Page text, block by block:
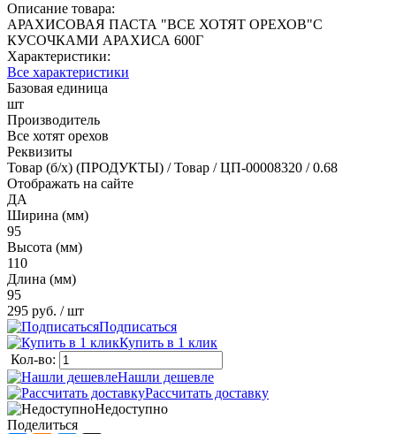
Описание товара:
АРАХИСОВАЯ ПАСТА "ВСЕ ХОТЯТ ОРЕХОВ"С
КУСОЧКАМИ АРАХИСА 600Г
Характеристики:
Все характеристики
Базовая единица
шт
Производитель
Все хотят орехов
Реквизиты
Товар (б/х) (ПРОДУКТЫ) / Товар / ЦП-00008320 / 0.68
Отображать на сайте
ДА
Ширина (мм)
95
Высота (мм)
110
Длина (мм)
95
295 руб. / шт
Подписаться
Купить в 1 клик
Кол-во:
Нашли дешевле
Рассчитать доставку
Недоступно
Поделиться